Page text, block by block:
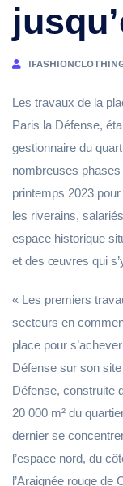
Les travaux de la
Paris la Défense,
gestionnaire du
nombreuses
printemps 2023
les riverains,
espace historique
et des œuvres qui
« Les premiers
secteurs en
place pour
Défense sur son
Défense, construite
20 000 m² du
dernier se
l’espace nord, du
l’Araignée rouge de